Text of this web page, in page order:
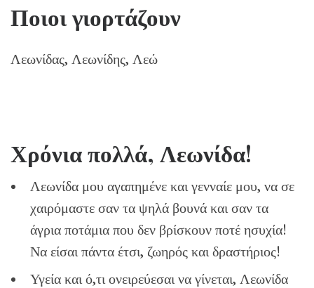
Ποιοι γιορτάζουν
Λεωνίδας, Λεωνίδης, Λεώ
Χρόνια πολλά, Λεωνίδα!
Λεωνίδα μου αγαπημένε και γενναίε μου, να σε
χαιρόμαστε σαν τα ψηλά βουνά και σαν τα
άγρια ποτάμια που δεν βρίσκουν ποτέ ησυχία!
Να είσαι πάντα έτσι, ζωηρός και δραστήριος!
Υγεία και ό,τι ονειρεύεσαι να γίνεται, Λεωνίδα